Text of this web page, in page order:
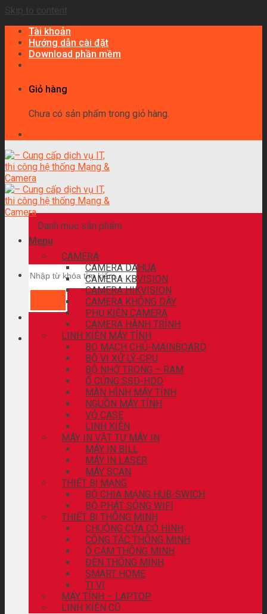
Skip to content
Tài khoản
Hướng dẫn cài đặt
Download phần mềm
Giỏ hàng
Chưa có sản phẩm trong giỏ hàng.
Menu
Danh mục sản phẩm
CAMERA
CAMERA DAHUA
CAMERA KBVISION
CAMERA HIKVISION
CAMERA KHÔNG DÂY
PHỤ KIỆN CAMERA
CAMERA HÀNH TRÌNH
LINH KIỆN MÁY TÍNH
BO MẠCH CHỦ-MAINBOARD
BỘ VI XỬ LÝ-CPU
BỘ NHỚ TRONG – RAM
Ổ CỨNG SSD-HDD
MÀN HÌNH MÁY TÍNH
NGUỒN MÁY TÍNH
VỎ CASE
LINH KIỆN
MÁY IN VẬT TƯ MÁY IN
MÁY IN BILL
MÁY IN LASER
MÁY SCAN
THIẾT BỊ MẠNG
BỘ CHIA MẠNG HUB-SWICH
BỘ PHÁT SÓNG WIFI
THIẾT BỊ THÔNG MINH
CHUÔNG CỬA CÓ HÌNH
CÔNG TẮC THÔNG MINH
Ổ CẮM THÔNG MINH
ĐÈN THÔNG MINH
SMART HOME
TI VI
MÁY TÍNH – LAPTOP
LINH KIỆN CŨ